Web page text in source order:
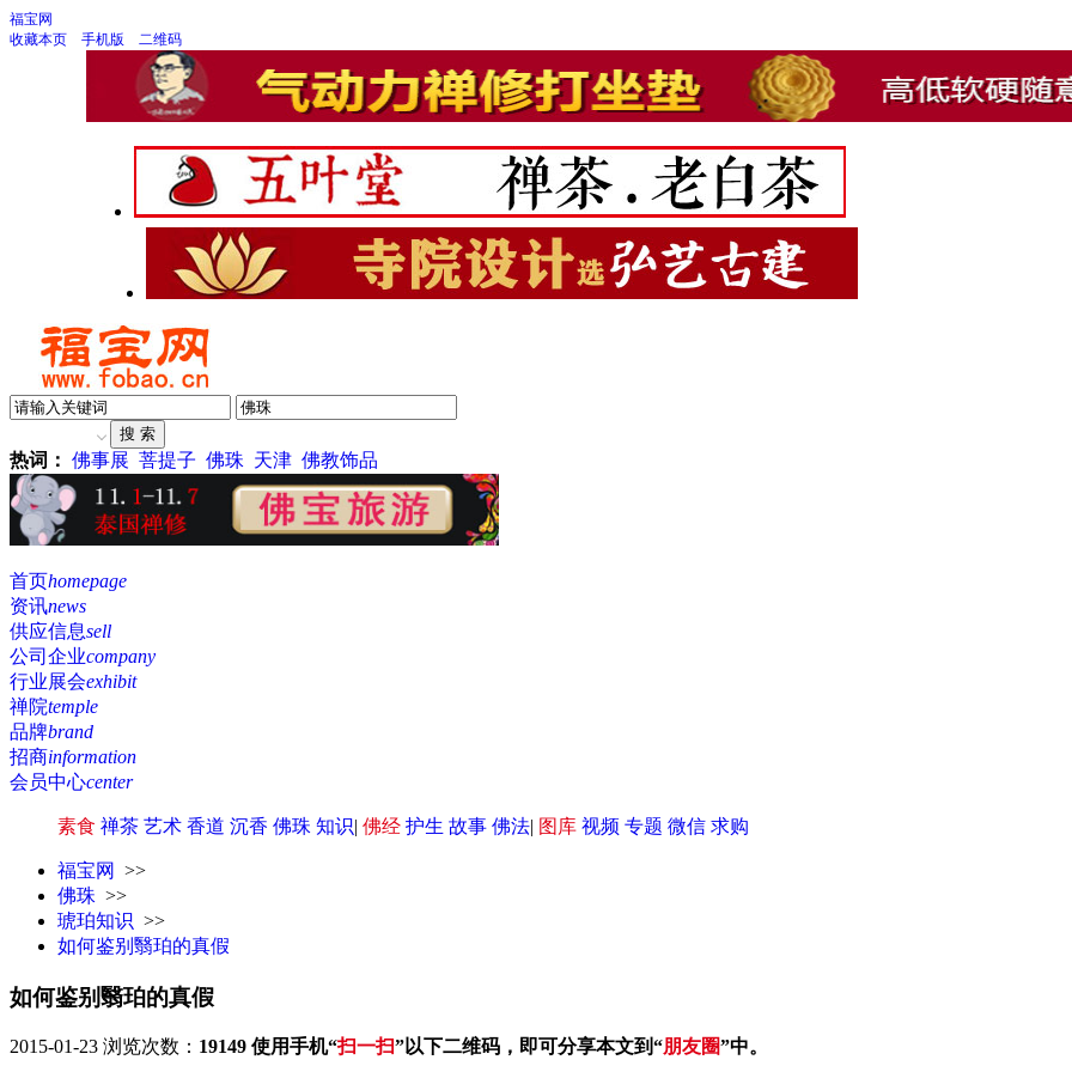
福宝网
收藏本页
手机版 二维码
热词： 佛事展 菩提子 佛珠 天津 佛教饰品
首页homepage
资讯news
供应信息sell
公司企业company
行业展会exhibit
禅院temple
品牌brand
招商information
会员中心center
素食 禅茶 艺术 香道 沉香 佛珠 知识| 佛经 护生 故事 佛法| 图库 视频 专题 微信 求购
福宝网
>>
佛珠 >>
琥珀知识 >>
如何鉴别翳珀的真假
如何鉴别翳珀的真假
2015-01-23 浏览次数： 19149 使用手机“扫一扫”以下二维码，即可分享本文到“朋友圈”中。